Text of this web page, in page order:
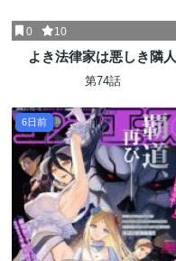
0 10
よき法律家は悪しき隣人
第74話
6日前